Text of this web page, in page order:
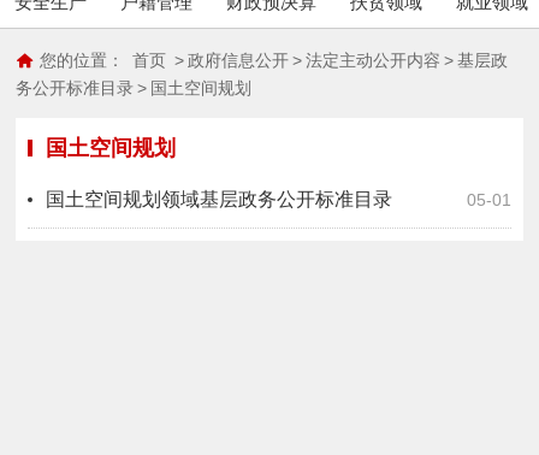
您的位置： 首页 > 政府信息公开 > 法定主动公开内容 > 基层政
务公开标准目录 > 国土空间规划
国土空间规划
05-01
国土空间规划领域基层政务公开标准目录